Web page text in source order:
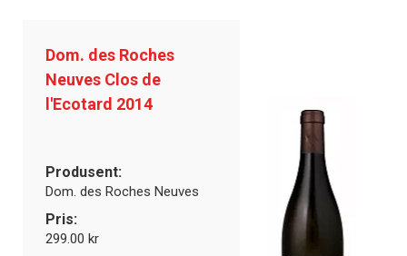
Dom. des Roches
Neuves Clos de
l'Ecotard 2014
Produsent:
Dom. des Roches Neuves
Pris:
299.00 kr